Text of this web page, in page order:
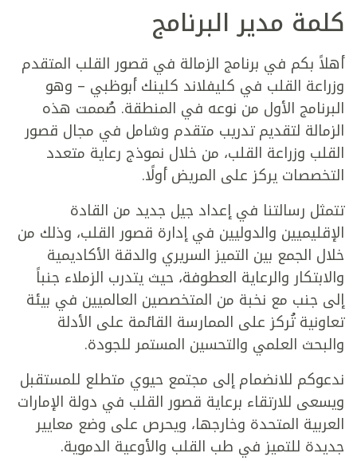
كلمة مدير البرنامج
أهلاً بكم في برنامج الزمالة في قصور القلب المتقدم
وزراعة القلب في كليفلاند كلينك أبوظبي – وهو
البرنامج الأول من نوعه في المنطقة. صُممت هذه
الزمالة لتقديم تدريب متقدم وشامل في مجال قصور
القلب وزراعة القلب، من خلال نموذج رعاية متعدد
التخصصات يركز على المريض أولًا.
تتمثل رسالتنا في إعداد جيل جديد من القادة
الإقليميين والدوليين في إدارة قصور القلب، وذلك من
خلال الجمع بين التميز السريري والدقة الأكاديمية
والابتكار والرعاية العطوفة، حيث يتدرب الزملاء جنباً
إلى جنب مع نخبة من المتخصصين العالميين في بيئة
تعاونية تُركز على الممارسة القائمة على الأدلة
والبحث العلمي والتحسين المستمر للجودة.
ندعوكم للانضمام إلى مجتمع حيوي متطلع للمستقبل
ويسعى للارتقاء برعاية قصور القلب في دولة الإمارات
العربية المتحدة وخارجها، ويحرص على وضع معايير
جديدة للتميز في طب القلب والأوعية الدموية.